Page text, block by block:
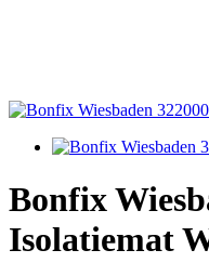
Bonfix
Isolatiemat